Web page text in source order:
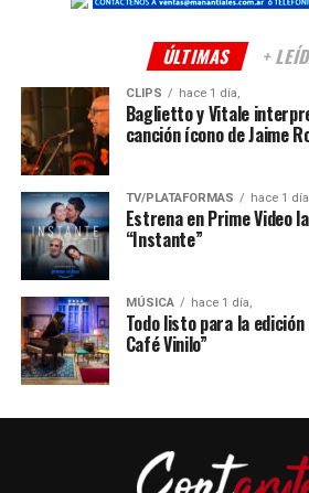
ÚLTIMAS +
CLIPS hace 1 día,
Baglietto y Vitale
canción ícono de Jaime
TV/PLATAFORMAS hace 1
Estrena en Prime Video
“Instante”
MÚSICA hace 1 día,
Todo listo para la
Café Vinilo”